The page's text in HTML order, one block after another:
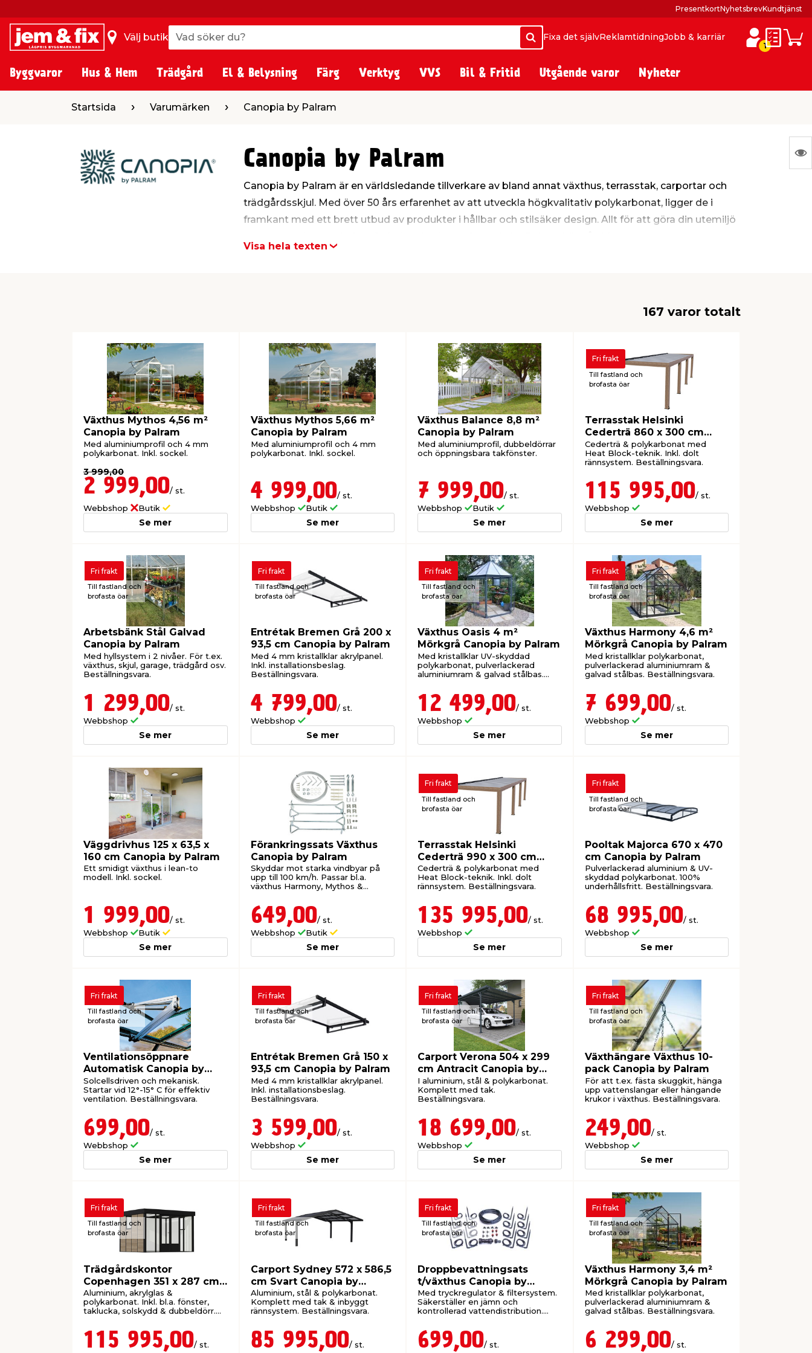
Välj butik Vad söker du?
Sök
Vad söker du?
SökFixa det självReklamtidningJobb & karriär
1
PresentkortNyhetsbrevKundtjänst
Byggvaror Hus & Hem Trädgård El & Belysning Färg Verktyg VVS Bil & Fritid Utgående varor Nyheter
Startsida Varumärken Canopia by Palram
Canopia by Palram
Canopia by Palram är en världsledande tillverkare av bland annat växthus, terrasstak, carportar och
trädgårdsskjul. Med över 50 års erfarenhet av att utveckla högkvalitativ polykarbonat, ligger de i
framkant med ett brett utbud av produkter i hållbar och stilsäker design. Allt för att göra din utemiljö
Visa hela texten
167 varor totalt
Växthus Mythos 4,56 m²
Canopia by Palram
Med aluminiumprofil och 4 mm
polykarbonat. Inkl. sockel.
3 999,00
2 999,00/ st.
Webbshop
Butik
Se mer
Växthus Mythos 5,66 m²
Canopia by Palram
Med aluminiumprofil och 4 mm
polykarbonat. Inkl. sockel.
4 999,00/ st.
Webbshop
Butik
Se mer
Växthus Balance 8,8 m²
Canopia by Palram
Med aluminiumprofil, dubbeldörrar
och öppningsbara takfönster.
7 999,00/ st.
Webbshop
Butik
Se mer
Fri frakt
Till fastland och
brofasta öar
Terrasstak Helsinki
Cederträ 860 x 300 cm
Canopia by Palram
Cederträ & polykarbonat med
Heat Block-teknik. Inkl. dolt
rännsystem. Beställningsvara.
115 995,00/ st.
Webbshop
Se mer
Fri frakt
Till fastland och
brofasta öar
Arbetsbänk Stål Galvad
Canopia by Palram
Med hyllsystem i 2 nivåer. För t.ex.
växthus, skjul, garage, trädgård osv.
Beställningsvara.
1 299,00/ st.
Webbshop
Se mer
Fri frakt
Till fastland och
brofasta öar
Entrétak Bremen Grå 200 x
93,5 cm Canopia by Palram
Med 4 mm kristallklar akrylpanel.
Inkl. installationsbeslag.
Beställningsvara.
4 799,00/ st.
Webbshop
Se mer
Fri frakt
Till fastland och
brofasta öar
Växthus Oasis 4 m²
Mörkgrå Canopia by Palram
Med kristallklar UV-skyddad
polykarbonat, pulverlackerad
aluminiumram & galvad stålbas.
12 499,00/ st.
Webbshop
Se mer
Fri frakt
Till fastland och
brofasta öar
Växthus Harmony 4,6 m²
Mörkgrå Canopia by Palram
Med kristallklar polykarbonat,
pulverlackerad aluminiumram &
galvad stålbas. Beställningsvara.
7 699,00/ st.
Webbshop
Se mer
Väggdrivhus 125 x 63,5 x
160 cm Canopia by Palram
Ett smidigt växthus i lean-to
modell. Inkl. sockel.
1 999,00/ st.
Webbshop
Butik
Se mer
Förankringssats Växthus
Canopia by Palram
Skyddar mot starka vindbyar på
upp till 100 km/h. Passar bl.a.
växthus Harmony, Mythos &
649,00/ st.
Webbshop
Butik
Se mer
Fri frakt
Till fastland och
brofasta öar
Terrasstak Helsinki
Cederträ 990 x 300 cm
Canopia by Palram
Cederträ & polykarbonat med
Heat Block-teknik. Inkl. dolt
rännsystem. Beställningsvara.
135 995,00/ st.
Webbshop
Se mer
Fri frakt
Till fastland och
brofasta öar
Pooltak Majorca 670 x 470
cm Canopia by Palram
Pulverlackerad aluminium & UV-
skyddad polykarbonat. 100%
underhållsfritt. Beställningsvara.
68 995,00/ st.
Webbshop
Se mer
Fri frakt
Till fastland och
brofasta öar
Ventilationsöppnare
Automatisk Canopia by
Palram
Solcellsdriven och mekanisk.
Startar vid 12°-15° C för effektiv
ventilation. Beställningsvara.
699,00/ st.
Webbshop
Se mer
Fri frakt
Till fastland och
brofasta öar
Entrétak Bremen Grå 150 x
93,5 cm Canopia by Palram
Med 4 mm kristallklar akrylpanel.
Inkl. installationsbeslag.
Beställningsvara.
3 599,00/ st.
Webbshop
Se mer
Fri frakt
Till fastland och
brofasta öar
Carport Verona 504 x 299
cm Antracit Canopia by
Palram
I aluminium, stål & polykarbonat.
Komplett med tak.
Beställningsvara.
18 699,00/ st.
Webbshop
Se mer
Fri frakt
Till fastland och
brofasta öar
Växthängare Växthus 10-
pack Canopia by Palram
För att t.ex. fästa skuggkit, hänga
upp vattenslangar eller hängande
krukor i växthus. Beställningsvara.
249,00/ st.
Webbshop
Se mer
Fri frakt
Till fastland och
brofasta öar
Trädgårdskontor
Copenhagen 351 x 287 cm
Canopia by Palram
Aluminium, akrylglas &
polykarbonat. Inkl. bl.a. fönster,
taklucka, solskydd & dubbeldörr.
115 995,00/ st.
Fri frakt
Till fastland och
brofasta öar
Carport Sydney 572 x 586,5
cm Svart Canopia by
Palram
Aluminium, stål & polykarbonat.
Komplett med tak & inbyggt
rännsystem. Beställningsvara.
85 995,00/ st.
Fri frakt
Till fastland och
brofasta öar
Droppbevattningsats
t/växthus Canopia by
Palram
Med tryckregulator & filtersystem.
Säkerställer en jämn och
kontrollerad vattendistribution.
699,00/ st.
Fri frakt
Till fastland och
brofasta öar
Växthus Harmony 3,4 m²
Mörkgrå Canopia by Palram
Med kristallklar polykarbonat,
pulverlackerad aluminiumram &
galvad stålbas. Beställningsvara.
6 299,00/ st.